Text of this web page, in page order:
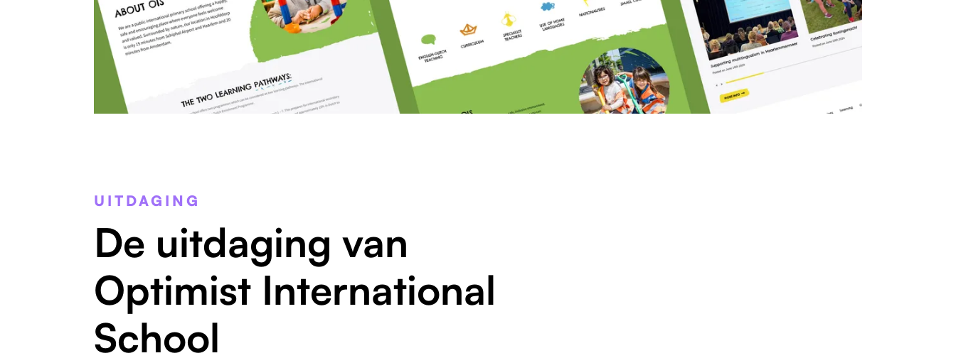
UITDAGING
De uitdaging van
Optimist International
School